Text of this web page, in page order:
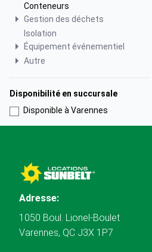
Conteneurs
Gestion des déchets
Isolation
Équipement événementiel
Autre
Disponibilité en succursale
Disponible à Varennes
Adresse:
1050 Boul. Lionel-Boulet
Varennes, QC J3X 1P7